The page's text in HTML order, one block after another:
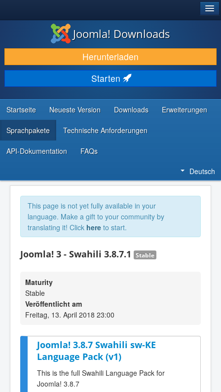
DOWNLOAD & ERWEITERN
ENTDECKEN & LERNEN
COMMUNITY & SUPPORT
RESSOURCEN FÜR ENTWICKLER
Joomla! Downloads
Herunterladen
Starten
Startseite Neueste Version Downloads Erweiterungen
Sprachpakete Technische Anforderungen
API-Dokumentation FAQs
Deutsch
This page is not yet fully available in your
language. Make a gift to your community by
translating it! Click here to start.
Joomla! 3 - Swahili 3.8.7.1 Stable
Maturity
Stable
Veröffentlicht am
Freitag, 13. April 2018 23:00
Joomla! 3.8.7 Swahili sw-KE
Language Pack (v1)
This is the full Swahili Language Pack for
Joomla! 3.8.7